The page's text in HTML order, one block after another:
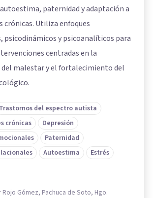
paternidad y adaptación a
crónicas. Utiliza enfoques
psicodinámicos y psicoanalíticos para
centradas en la
malestar y el fortalecimiento del
Trastornos del espectro autista
crónicas
Depresión
Paternidad
Autoestima
Estrés
Gómez, Pachuca de Soto, Hgo.